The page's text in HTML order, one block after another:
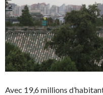
Avec 19,6 millions